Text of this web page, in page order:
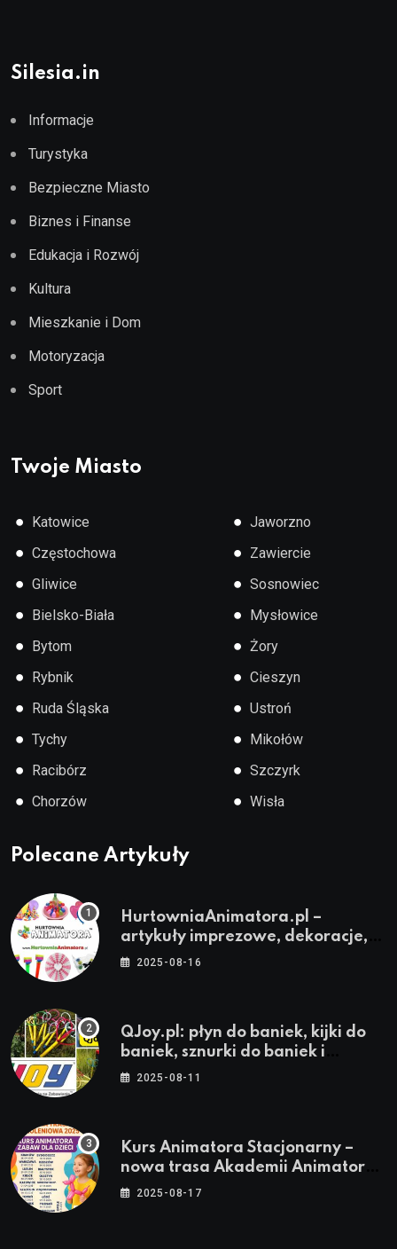
Silesia.in
Informacje
Turystyka
Bezpieczne Miasto
Biznes i Finanse
Edukacja i Rozwój
Kultura
Mieszkanie i Dom
Motoryzacja
Sport
Twoje Miasto
● Katowice
● Częstochowa
● Gliwice
● Bielsko-Biała
● Bytom
● Rybnik
● Ruda Śląska
● Tychy
● Racibórz
● Chorzów
● Jaworzno
● Zawiercie
● Sosnowiec
● Mysłowice
● Żory
● Cieszyn
● Ustroń
● Mikołów
● Szczyrk
● Wisła
Polecane Artykuły
HurtowniaAnimatora.pl –
artykuły imprezowe, dekoracje,
stroje i akcesoria dla animatorów
2025-08-16
QJoy.pl: płyn do baniek, kijki do
baniek, sznurki do baniek i
zestawy do baniek
2025-08-11
Kurs Animatora Stacjonarny –
nowa trasa Akademii Animatora
– jesień 2025
2025-08-17